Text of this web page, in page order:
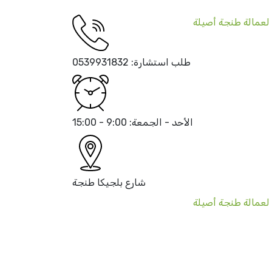
طلب استشارة: 0539931832
الأحد - الجمعة: 9:00 - 15:00
شارع بلجيكا طنجة